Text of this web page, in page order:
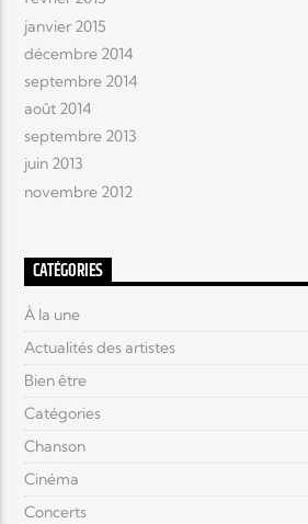
janvier 2015
décembre 2014
septembre 2014
août 2014
septembre 2013
juin 2013
novembre 2012
CATÉGORIES
À la une
Actualités des artistes
Bien être
Catégories
Chanson
Cinéma
Concerts